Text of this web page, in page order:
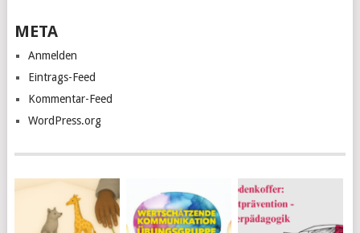
META
Anmelden
Eintrags-Feed
Kommentar-Feed
WordPress.org